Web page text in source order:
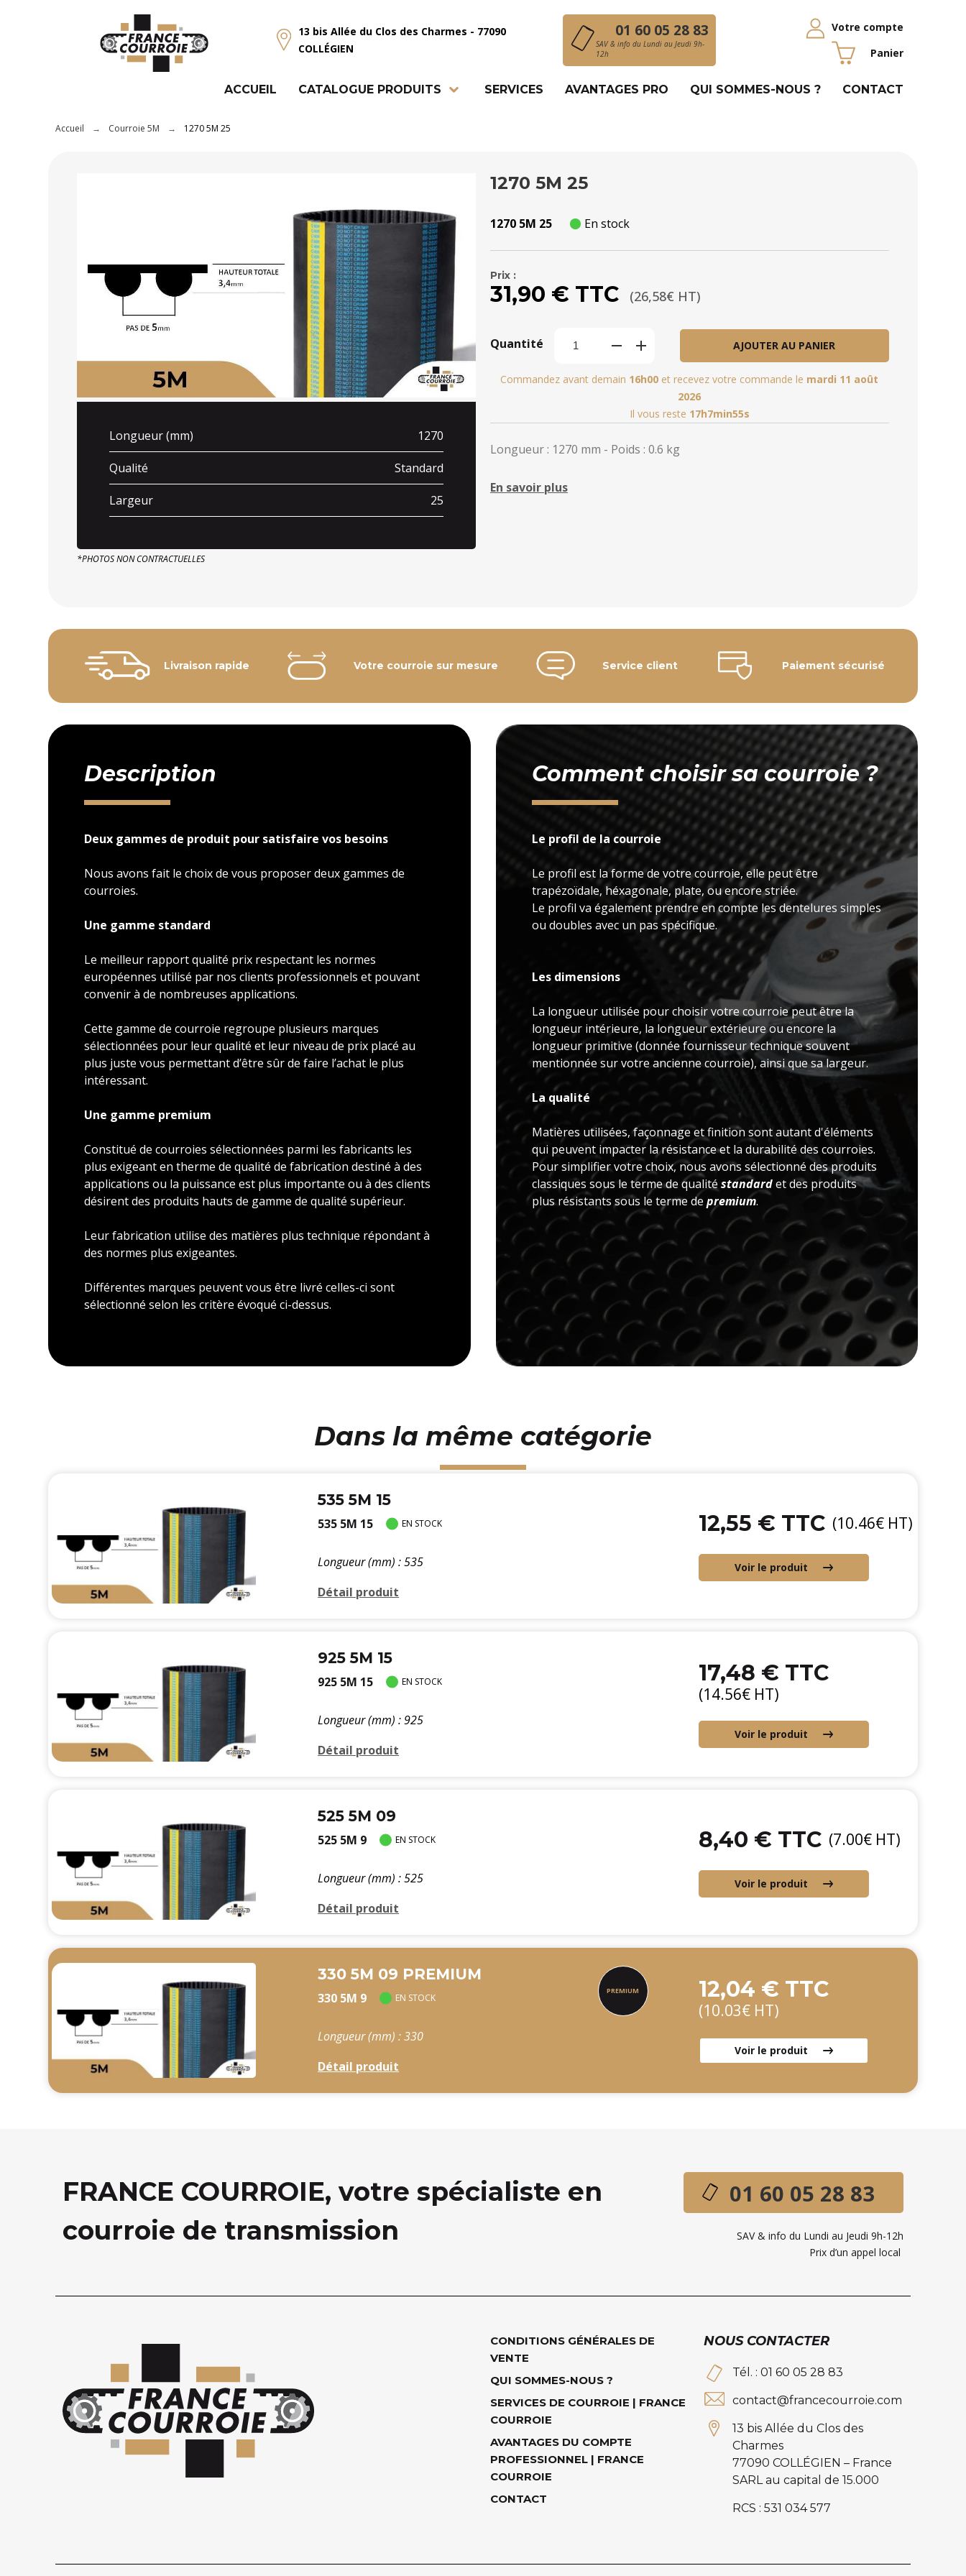
13 bis Allée du Clos des Charmes - 77090
COLLÉGIEN
01 60 05 28 83
SAV & info du Lundi au Jeudi 9h-
12h
Votre compte
Panier
ACCUEIL CATALOGUE PRODUITS SERVICES AVANTAGES PRO QUI SOMMES-NOUS ? CONTACT
Accueil Courroie 5M 1270 5M 25
Longueur (mm) 1270
Qualité Standard
Largeur 25
*PHOTOS NON CONTRACTUELLES
1270 5M 25
1270 5M 25 En stock
Prix :
31,90 € TTC (26,58€ HT)
Quantité AJOUTER AU PANIER
Commandez avant demain 16h00 et recevez votre commande le mardi 11 août
2026
Il vous reste 17h7min53s
Longueur : 1270 mm - Poids : 0.6 kg
En savoir plus
Livraison rapide Votre courroie sur mesure Service client Paiement sécurisé
Description
Deux gammes de produit pour satisfaire vos besoins
Nous avons fait le choix de vous proposer deux gammes de
courroies.
Une gamme standard
Le meilleur rapport qualité prix respectant les normes
européennes utilisé par nos clients professionnels et pouvant
convenir à de nombreuses applications.
Cette gamme de courroie regroupe plusieurs marques
sélectionnées pour leur qualité et leur niveau de prix placé au
plus juste vous permettant d’être sûr de faire l’achat le plus
intéressant.
Une gamme premium
Constitué de courroies sélectionnées parmi les fabricants les
plus exigeant en therme de qualité de fabrication destiné à des
applications ou la puissance est plus importante ou à des clients
désirent des produits hauts de gamme de qualité supérieur.
Leur fabrication utilise des matières plus technique répondant à
des normes plus exigeantes.
Différentes marques peuvent vous être livré celles-ci sont
sélectionné selon les critère évoqué ci-dessus.
Comment choisir sa courroie ?
Le profil de la courroie
Le profil est la forme de votre courroie, elle peut être
trapézoïdale, héxagonale, plate, ou encore striée.
Le profil va également prendre en compte les dentelures simples
ou doubles avec un pas spécifique.
Les dimensions
La longueur utilisée pour choisir votre courroie peut être la
longueur intérieure, la longueur extérieure ou encore la
longueur primitive (donnée fournisseur technique souvent
mentionnée sur votre ancienne courroie), ainsi que sa largeur.
La qualité
Matières utilisées, façonnage et finition sont autant d'éléments
qui peuvent impacter la résistance et la durabilité des courroies.
Pour simplifier votre choix, nous avons sélectionné des produits
classiques sous le terme de qualité standardet des produits
plus résistants sous le terme de premium.
Dans la même catégorie
535 5M 15
535 5M 15 EN STOCK
Longueur (mm) : 535
Détail produit
12,55 € TTC (10.46€ HT)
Voir le produit
925 5M 15
925 5M 15 EN STOCK
Longueur (mm) : 925
Détail produit
17,48 € TTC
(14.56€ HT)
Voir le produit
525 5M 09
525 5M 9 EN STOCK
Longueur (mm) : 525
Détail produit
8,40 € TTC (7.00€ HT)
Voir le produit
330 5M 09 PREMIUM
330 5M 9 EN STOCK
Longueur (mm) : 330
Détail produit
12,04 € TTC
(10.03€ HT)
Voir le produit
FRANCE COURROIE, votre spécialiste en
courroie de transmission
01 60 05 28 83
SAV & info du Lundi au Jeudi 9h-12h
Prix d’un appel local
CONDITIONS GÉNÉRALES DE
VENTE
QUI SOMMES-NOUS ?
SERVICES DE COURROIE | FRANCE
COURROIE
AVANTAGES DU COMPTE
PROFESSIONNEL | FRANCE
COURROIE
CONTACT
NOUS CONTACTER
Tél. : 01 60 05 28 83
contact@francecourroie.com
13 bis Allée du Clos des
Charmes
77090 COLLÉGIEN – France
SARL au capital de 15.000
RCS : 531 034 577